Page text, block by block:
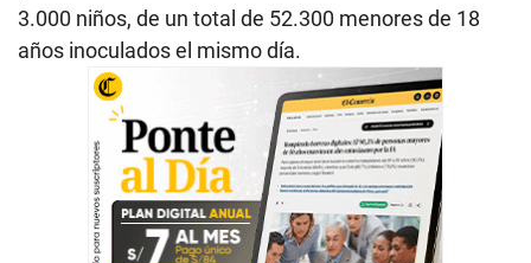
3.000 niños, de un total de 52.300 menores de 18
años inoculados el mismo día.